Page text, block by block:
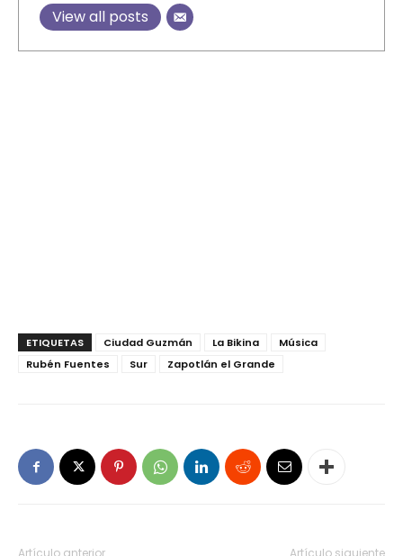
View all posts
ETIQUETAS Ciudad Guzmán La Bikina
Música
Rubén Fuentes
Sur Zapotlán el Grande